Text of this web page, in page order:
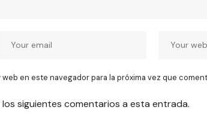
en este navegador para la próxima vez que
siguientes comentarios a esta entrada.